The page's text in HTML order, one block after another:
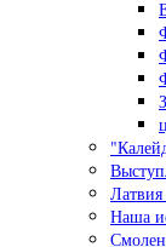
Наша